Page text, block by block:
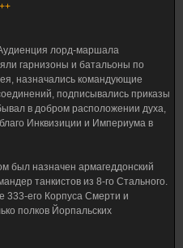
лорд-маршала
гарнизоны и батальоны по
назначались командующие
подписывались приказы
в добром расположении духа,
Инквизиции и Империума в
был назначен армагеддонский
танкистов из 8-го Стального.
333-его Корпуса Смерти и
полков Йорпальских